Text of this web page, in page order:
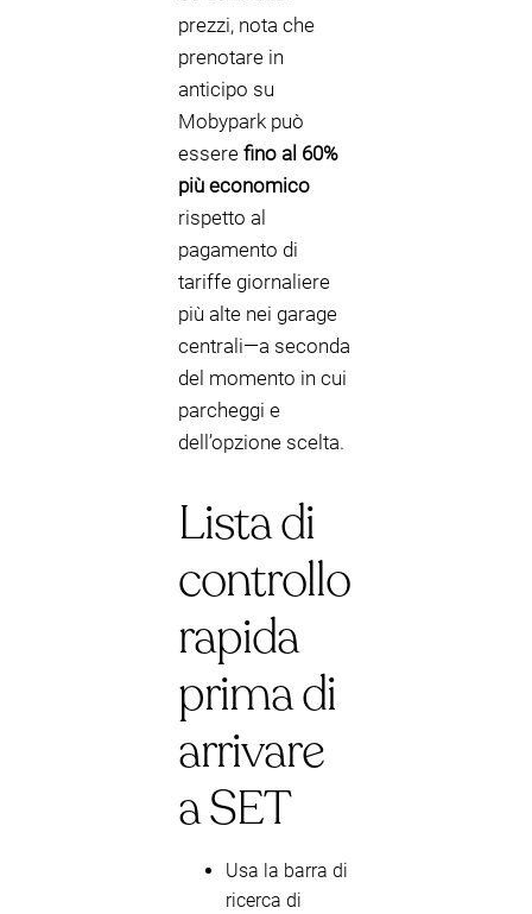
prezzi, nota che
prenotare in
anticipo su
Mobypark può
essere fino al 60%
più economico
rispetto al
pagamento di
tariffe giornaliere
più alte nei garage
centrali—a seconda
del momento in cui
parcheggi e
dell’opzione scelta.
Lista di
controllo
rapida
prima di
arrivare
a SET
Usa la barra di
ricerca di